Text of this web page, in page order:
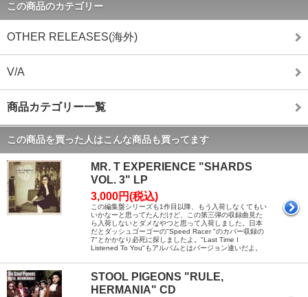
この商品のカテゴリー
OTHER RELEASES(海外)
V/A
商品カテゴリー一覧
この商品を買った人はこんな商品も買ってます
MR. T EXPERIENCE "SHARDS
VOL. 3" LP
3,000円(税込)
この編集盤シリーズも1作目以降、もう入荷しなくてもい
いかなーと思ってたんだけど、この第三弾の収録曲見た
ら入荷しないとダメなやつと思って入荷しました。日本
だとダッシュゴーゴーの"Speed Racer "のカバー収録の
7"とかかなり必死に探しましたよ。"Last Time I
Listened To You"もアルバムとはバージョン違いだよ。
STOOL PIGEONS "RULE,
HERMANIA" CD